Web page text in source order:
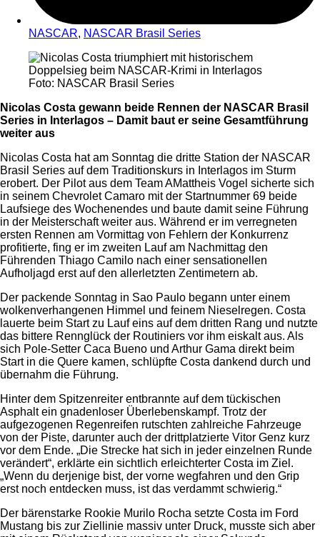
NASCAR, NASCAR Brasil Series
Foto: NASCAR Brasil Series
Nicolas Costa gewann beide Rennen der NASCAR Brasil
Series in Interlagos – Damit baut er seine Gesamtführung
weiter aus
Nicolas Costa hat am Sonntag die dritte Station der NASCAR
Brasil Series auf dem Traditionskurs in Interlagos im Sturm
erobert. Der Pilot aus dem Team AMattheis Vogel sicherte sich
in seinem Chevrolet Camaro mit der Startnummer 69 beide
Laufsiege des Wochenendes und baute damit seine Führung
in der Meisterschaft weiter aus. Während er im verregneten
ersten Rennen am Vormittag von Fehlern der Konkurrenz
profitierte, fing er im zweiten Lauf am Nachmittag den
Führenden Thiago Camilo nach einer sensationellen
Aufholjagd erst auf den allerletzten Zentimetern ab.
Der packende Sonntag in Sao Paulo begann unter einem
wolkenverhangenen Himmel und feinem Nieselregen. Costa
lauerte beim Start zu Lauf eins auf dem dritten Rang und nutzte
das bittere Rennglück der Routiniers vor ihm eiskalt aus. Als
sich Pole-Setter Caca Bueno und Arthur Gama direkt beim
Start in die Quere kamen, schlüpfte Costa dankend durch und
übernahm die Führung.
Hinter dem Spitzenreiter entbrannte auf dem tückischen
Asphalt ein gnadenloser Überlebenskampf. Trotz der
aufgezogenen Regenreifen rutschten zahlreiche Fahrzeuge
von der Piste, darunter auch der drittplatzierte Vitor Genz kurz
vor dem Ende. „Die Strecke hat sich in jeder einzelnen Runde
verändert“, erklärte ein sichtlich erleichterter Costa im Ziel.
„Wenn du derjenige bist, der vorne wegfahren und den Grip
erst noch entdecken muss, ist das verdammt schwierig.“
Der bärenstarke Rookie Murilo Rocha setzte Costa im Ford
Mustang bis zur Ziellinie massiv unter Druck, musste sich aber